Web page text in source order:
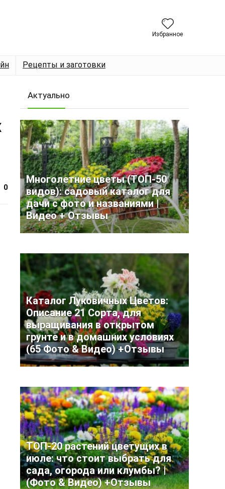
Избранное
Рецепты и заготовки
0
Актуально
Многолетние цветы (ТОП-50
видов): садовый каталог для
дачи с фото и названиями |
Видео + Отзывы
Каталог Луковичных Цветов:
Описание 21 Сорта, для
выращивания в открытом
грунте и в домашних условиях
(65 Фото & Видео) +Отзывы
ТОП-20 растений цветущих в
июле: что стоит выбрать для
сада, огорода или клумбы? |
(Фото & Видео) +Отзывы